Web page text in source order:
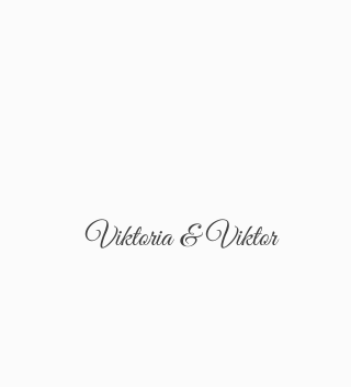
Viktoria & Viktor